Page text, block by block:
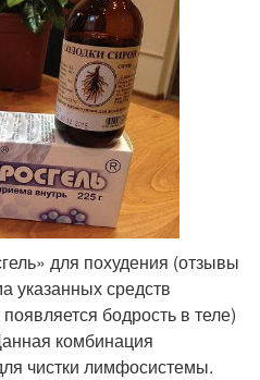
для похудения (отзывы
указанных средств
бодрость в теле)
комбинация
чистки лимфосистемы.